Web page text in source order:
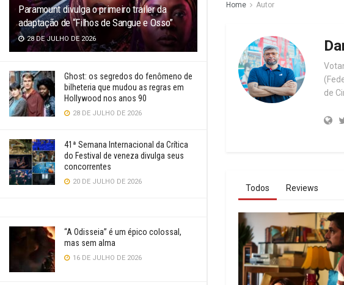
Paramount divulga o primeiro trailer da
adaptação de “Filhos de Sangue e Osso”
28 DE JULHO DE 2026
Ghost: os segredos do fenômeno de
bilheteria que mudou as regras em
Hollywood nos anos 90
28 DE JULHO DE 2026
41ª Semana Internacional da Crítica
do Festival de veneza divulga seus
concorrentes
20 DE JULHO DE 2026
“A Odisseia” é um épico colossal,
mas sem alma
16 DE JULHO DE 2026
Home Autor
de
Todos Reviews